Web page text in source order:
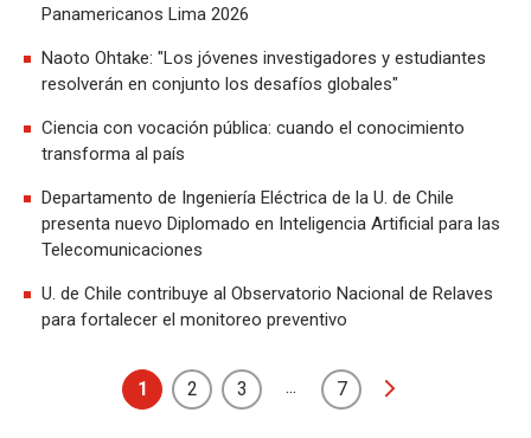
Panamericanos Lima 2026
Naoto Ohtake: "Los jóvenes investigadores y estudiantes
resolverán en conjunto los desafíos globales"
Ciencia con vocación pública: cuando el conocimiento
transforma al país
Departamento de Ingeniería Eléctrica de la U. de Chile
presenta nuevo Diplomado en Inteligencia Artificial para las
Telecomunicaciones
U. de Chile contribuye al Observatorio Nacional de Relaves
para fortalecer el monitoreo preventivo
1 2 3 ... 7